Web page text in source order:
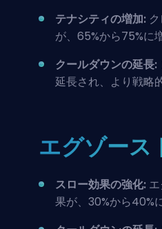
テナシティの増加:
が、65%から75%に
クールダウンの延長:
延長され、より戦略
エグゾース
スロー効果の強化:
果が、30%から40%